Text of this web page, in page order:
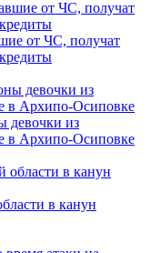
от ЧС, получат
девочки из
в Архипо-Осиповке
в канун